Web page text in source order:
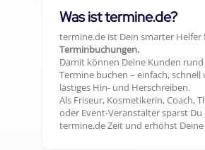
Was ist termine.de?
termine.de ist Dein smarter Helfer
Terminbuchungen.
Damit können Deine Kunden
Termine buchen – einfach, schnell
lästiges Hin- und Herschreiben.
Als Friseur, Kosmetikerin, Coach,
oder Event-Veranstalter sparst
termine.de Zeit und erhöhst